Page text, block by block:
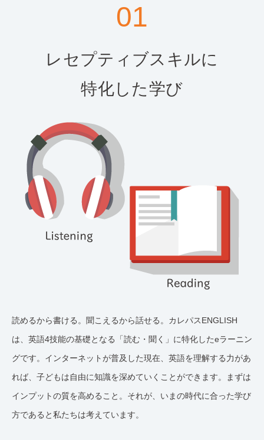
01
レセプティブスキルに
特化した学び
読めるから書ける。聞こえるから話せる。カレパスENGLISH
は、英語4技能の基礎となる「読む・聞く」に特化したeラーニン
グです。インターネットが普及した現在、英語を理解する力があ
れば、子どもは自由に知識を深めていくことができます。まずは
インプットの質を高めること。それが、いまの時代に合った学び
方であると私たちは考えています。